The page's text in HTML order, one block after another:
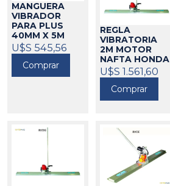
MANGUERA
VIBRADOR
PARA PLUS
40MM X 5M
CINTERMAQ
218052
U$S 545,56
Comprar
REGLA
VIBRATORIA
2M MOTOR
NAFTA HONDA
CINTERMAQ
218016
U$S 1.561,60
Comprar